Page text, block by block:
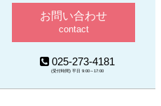
お問い合わせ
contact
025-273-4181
(受付時間) 平日 9:00～17:00